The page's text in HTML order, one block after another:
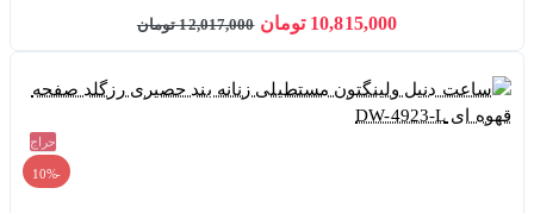
10,815,000 تومان 12,017,000 تومان
حراج
-10%